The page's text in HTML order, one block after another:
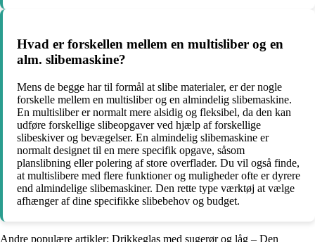
Hvad er forskellen mellem en multisliber og en
alm. slibemaskine?
Mens de begge har til formål at slibe materialer, er der nogle
forskelle mellem en multisliber og en almindelig slibemaskine.
En multisliber er normalt mere alsidig og fleksibel, da den kan
udføre forskellige slibeopgaver ved hjælp af forskellige
slibeskiver og bevægelser. En almindelig slibemaskine er
normalt designet til en mere specifik opgave, såsom
planslibning eller polering af store overflader. Du vil også finde,
at multislibere med flere funktioner og muligheder ofte er dyrere
end almindelige slibemaskiner. Den rette type værktøj at vælge
afhænger af dine specifikke slibebehov og budget.
Andre populære artikler: Drikkeglas med sugerør og låg – Den